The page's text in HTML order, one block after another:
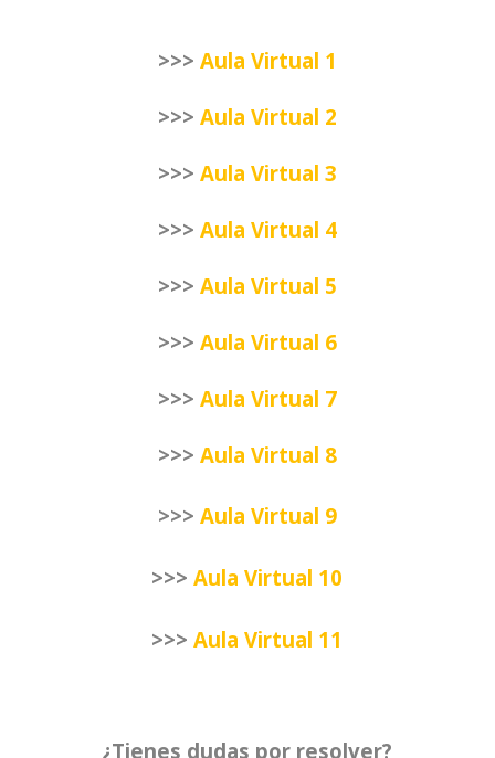
>>> Aula Virtual 1
>>> Aula Virtual 2
>>> Aula Virtual 3
>>> Aula Virtual 4
>>> Aula Virtual 5
>>> Aula Virtual 6
>>> Aula Virtual 7
>>> Aula Virtual 8
>>> Aula Virtual 9
>>> Aula Virtual 10
>>> Aula Virtual 11
¿Tienes dudas por resolver?